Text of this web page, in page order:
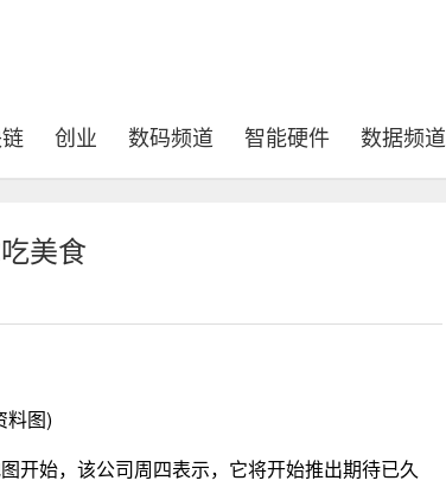
创业 数码频道 智能硬件 数据频道
美食
料图)
开始，该公司周四表示，它将开始推出期待已久